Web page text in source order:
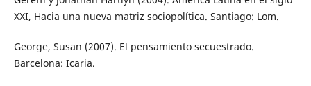
XXI, Hacia una nueva matriz sociopolítica. Santiago: Lom.
George, Susan (2007). El pensamiento secuestrado.
Barcelona: Icaria.